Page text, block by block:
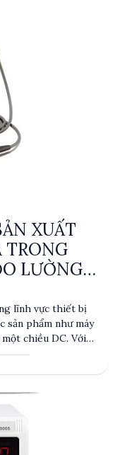
định vị thế trên thị
XUẤT
TRONG
LƯỜNG
lĩnh vực thiết bị
sản phẩm như máy
chiều DC. Với
phẩm của
chắc trên thị